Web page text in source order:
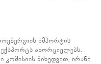
იმპორტის
ახორციელებს.
მიხედვით, ირანი